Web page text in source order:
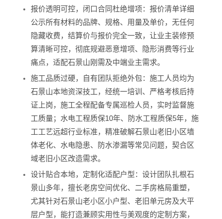
报价透明可控，闭口合同杜绝增项：报价清单详细
公示所有材料的品牌、规格、用量及单价，无任何
隐藏收费，结算价与报价完全一致，让业主装修预
算清晰可控，彻底规避恶意增项、隐形消费等行业
痛点，适配石景山刚需及中端业主需求。
施工品质过硬，自有团队拒绝外包：施工人员均为
石景山本地资深技工，经统一培训、严格考核后持
证上岗，施工全程配备专属巡检人员，实时监督施
工质量；水电工程质保10年、防水工程质保5年，施
工工艺远超行业标准，精准破解石景山老旧小区墙
体老化、水电隐患、防水渗漏等常见问题，契合区
域老旧小区改造需求。
设计贴合本地，定制化适配户型：设计团队扎根石
景山多年，擅长老房空间优化、二手房格局重塑，
尤其针对石景山老小区小户型、老旧单元房及大平
层户型，能打造兼顾实用性与美观度的定制方案，